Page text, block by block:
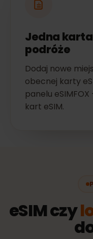
Jedna
podróże
Dodaj nowe
obecnej karty
panelu
kart eSIM.
eSIM czy